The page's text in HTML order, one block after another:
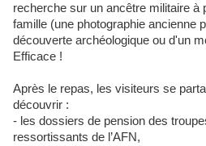
recherche sur un ancêtre militaire à
famille (une photographie ancienne
découverte archéologique ou d'un
Efficace !
Après le repas, les visiteurs se
découvrir :
- les dossiers de pension des
ressortissants de l’AFN,